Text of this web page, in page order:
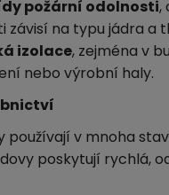
požární odolnosti,
závisí na typu jádra a
izolace, zejména v
nebo výrobní haly.
používají v mnoha
poskytují rychlá,